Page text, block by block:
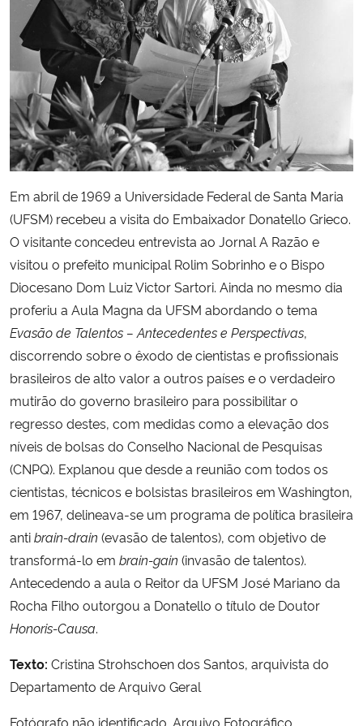
Secretaria-Geral
Secretaria de Governo
Gabinete de Segurança Institucional
Advocacia-Geral da União
Planalto
Em abril de 1969 a Universidade Federal de Santa Maria
(UFSM) recebeu a visita do Embaixador Donatello Grieco.
O visitante concedeu entrevista ao Jornal A Razão e
visitou o prefeito municipal Rolim Sobrinho e o Bispo
Diocesano Dom Luiz Victor Sartori. Ainda no mesmo dia
proferiu a Aula Magna da UFSM abordando o tema
Evasão de Talentos – Antecedentes e Perspectivas,
discorrendo sobre o êxodo de cientistas e profissionais
brasileiros de alto valor a outros países e o verdadeiro
mutirão do governo brasileiro para possibilitar o
regresso destes, com medidas como a elevação dos
níveis de bolsas do Conselho Nacional de Pesquisas
(CNPQ). Explanou que desde a reunião com todos os
cientistas, técnicos e bolsistas brasileiros em Washington,
em 1967, delineava-se um programa de política brasileira
antibrain-drain (evasão de talentos), com objetivo de
transformá-lo em brain-gain (invasão de talentos).
Antecedendo a aula o Reitor da UFSM José Mariano da
Rocha Filho outorgou a Donatello o título de Doutor
Honoris-Causa.
Texto: Cristina Strohschoen dos Santos, arquivista do
Departamento de Arquivo Geral
Fotógrafo não identificado. Arquivo Fotográfico